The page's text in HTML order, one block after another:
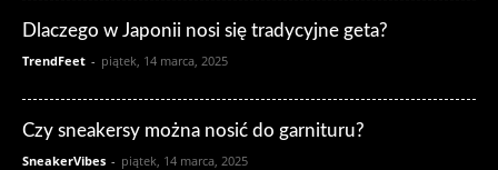
Dlaczego w Japonii nosi się tradycyjne geta?
TrendFeet - piątek, 14 marca, 2025
Czy sneakersy można nosić do garnituru?
SneakerVibes - piątek, 14 marca, 2025